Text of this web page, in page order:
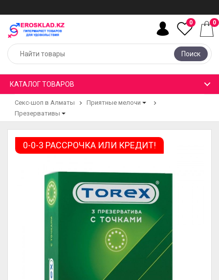
Поиск
0 0
КАТАЛОГ ТОВАРОВ
Секс-шоп в Алматы
Приятные мелочи
Презервативы
0-0-3 РАССРОЧКА ИЛИ КРЕДИТ!